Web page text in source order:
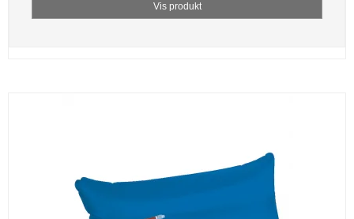
Vis produkt